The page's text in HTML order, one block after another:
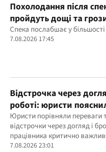
Похолодання після
пройдуть дощі та
Спека послабшає у
7.08.2026 17:45
Відстрочка через
роботі: юристи
Юристи порівняли переваги
відстрочки через догляд і
працівника критично
підприємством
7.08.2026 23:01